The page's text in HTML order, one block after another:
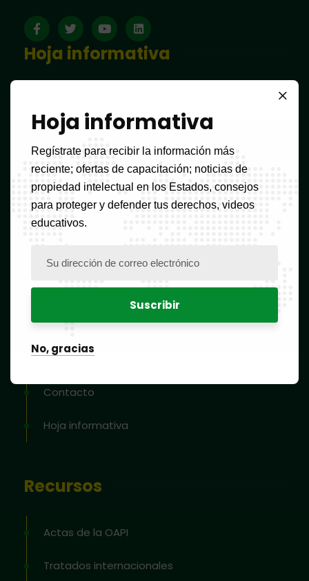
Hoja informativa
Enlaces útiles
Bienvenido
Preguntas frecuentes
Herramientas para ayudar a clasificar
productos y servicios
Blog
Contacto
Hoja informativa
Recursos
Actas de la OAPI
Tratados internacionales
Hoja informativa
Regístrate para recibir la información más
reciente; ofertas de capacitación; noticias de
propiedad intelectual en los Estados, consejos
para proteger y defender tus derechos, videos
educativos.
No, gracias